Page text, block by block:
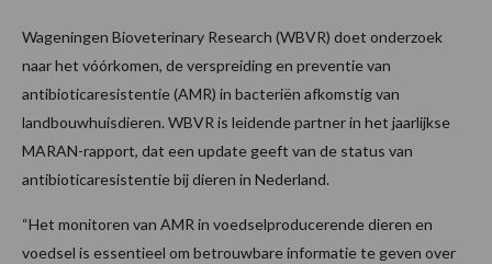
Wageningen Bioveterinary Research (WBVR) doet onderzoek
naar het vóórkomen, de verspreiding en preventie van
antibioticaresistentie (AMR) in bacteriën afkomstig van
landbouwhuisdieren. WBVR is leidende partner in het jaarlijkse
MARAN-rapport, dat een update geeft van de status van
antibioticaresistentie bij dieren in Nederland.
“Het monitoren van AMR in voedselproducerende dieren en
voedsel is essentieel om betrouwbare informatie te geven over